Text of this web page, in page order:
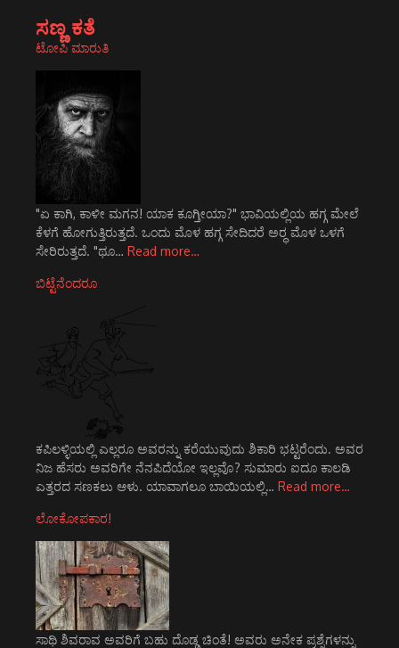
ಸಣ್ಣ ಕತೆ
ಟೋಪಿ ಮಾರುತಿ
"ಏ ಕಾಗಿ, ಕಾಳೀ ಮಗನ! ಯಾಕ ಕೂಗ್ತೀಯಾ?" ಭಾವಿಯಲ್ಲಿಯ ಹಗ್ಗ ಮೇಲೆ
ಕೆಳಗೆ ಹೋಗುತ್ತಿರುತ್ತದೆ. ಒಂದು ಮೊಳ ಹಗ್ಗ ಸೇದಿದರೆ ಅರ್‍ಧ ಮೊಳ ಒಳಗೆ
ಸೇರಿರುತ್ತದೆ. "ಥೂ… Read more…
ಬಿಟ್ಟೆನೆಂದರೂ
ಕಪಿಲಳ್ಳಿಯಲ್ಲಿ ಎಲ್ಲರೂ ಅವರನ್ನು ಕರೆಯುವುದು ಶಿಕಾರಿ ಭಟ್ಟರೆಂದು. ಅವರ
ನಿಜ ಹೆಸರು ಅವರಿಗೇ ನೆನಪಿದೆಯೋ ಇಲ್ಲವೊ? ಸುಮಾರು ಐದೂ ಕಾಲಡಿ
ಎತ್ತರದ ಸಣಕಲು ಆಳು. ಯಾವಾಗಲೂ ಬಾಯಿಯಲ್ಲಿ… Read more…
ಲೋಕೋಪಕಾರ!
ಸಾಥಿ ಶಿವರಾವ ಅವರಿಗೆ ಬಹು ದೊಡ್ಡ ಚಿಂತೆ! ಅವರು ಅನೇಕ ಪ್ರಶ್ನೆಗಳನ್ನು